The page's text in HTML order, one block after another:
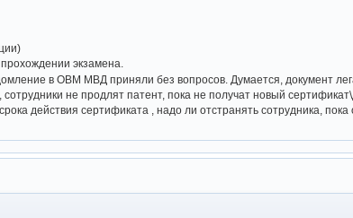
экзамена.
в ОВМ МВД приняли без вопросов. Думается, документ
не продлят патент, пока не получат новый
действия сертификата , надо ли отстранять сотрудника,